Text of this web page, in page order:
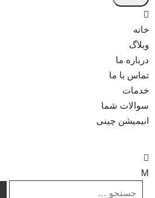
خانه
وبلاگ
درباره ما
تماس با ما
خدمات
سوالات شما
انیمیشن چینی